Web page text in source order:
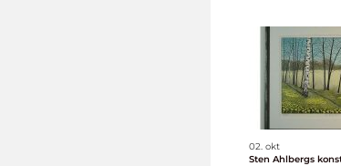
02. okt
Sten Ahlbergs